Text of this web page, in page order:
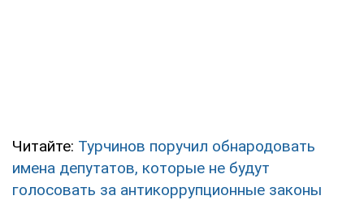
Читайте: Турчинов поручил обнародовать
имена депутатов, которые не будут
голосовать за антикоррупционные законы